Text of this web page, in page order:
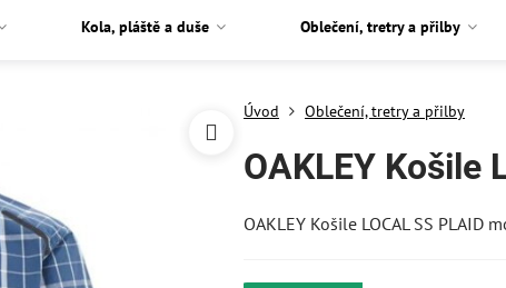
Kola, pláště a duše Oblečení, tretry a přilby
Úvod Oblečení, tretry a přilby
OAKLEY Košile
OAKLEY Košile LOCAL SS PLAID